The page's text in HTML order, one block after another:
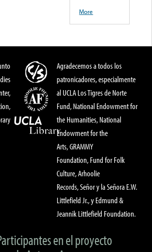
More
Agradecemos a todos los
patronicadores, especialmente
al UCLA Los Tigres de Norte
Fund, National Endowment for
the Humanities, National
Endowment for the
Arts, GRAMMY
Foundation, Fund for Folk
Culture, Arhoolie
Records, Señor y la Señora E.W.
Littlefield Jr., y Edmund &
Jeannik Littlefield Foundation.
en el proyecto